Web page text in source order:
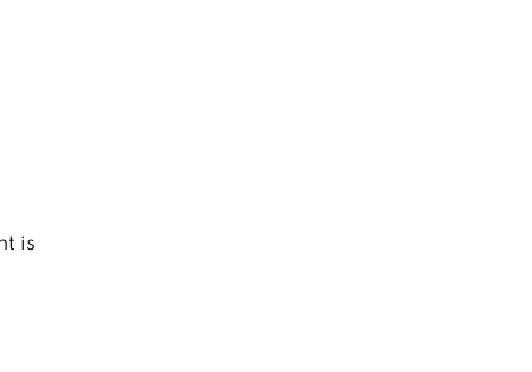
is